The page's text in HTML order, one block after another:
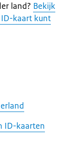
land? Bekijk
kaart kunt
ID-kaarten